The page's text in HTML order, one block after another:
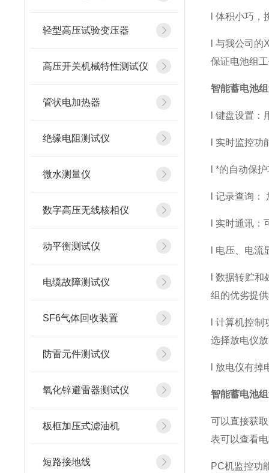
轻型高压试验变压器
高压开关机械特性测试仪
管状电加热器
绝缘电阻测试仪
微水测量仪
数字高压无线核相仪
动平衡测试仪
电缆故障测试仪
SF6气体回收装置
防雷元件测试仪
氧化锌避雷器测试仪
板框加压式滤油机
短路接地线
l 体积小巧
l 与我公司
保证电池组
智能蓄电池
l 键盘设置
l 实时监控
l *的自动保
l 记录查询
l 实时通讯
l 电压、电
l 数据转贮
组的优劣提
l 计算机控
选择放电仪
l 放电仪有
智能蓄电池
可以直接获
表可以查看
PC机监控功